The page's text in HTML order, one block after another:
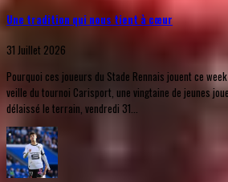
Une tradition qui nous tient à cœur
31 Juillet 2026
Pourquoi ces joueurs du Stade Rennais jouent ce
veille du tournoi Carisport, une vingtaine de jeunes
délaissé le terrain, vendredi 31...